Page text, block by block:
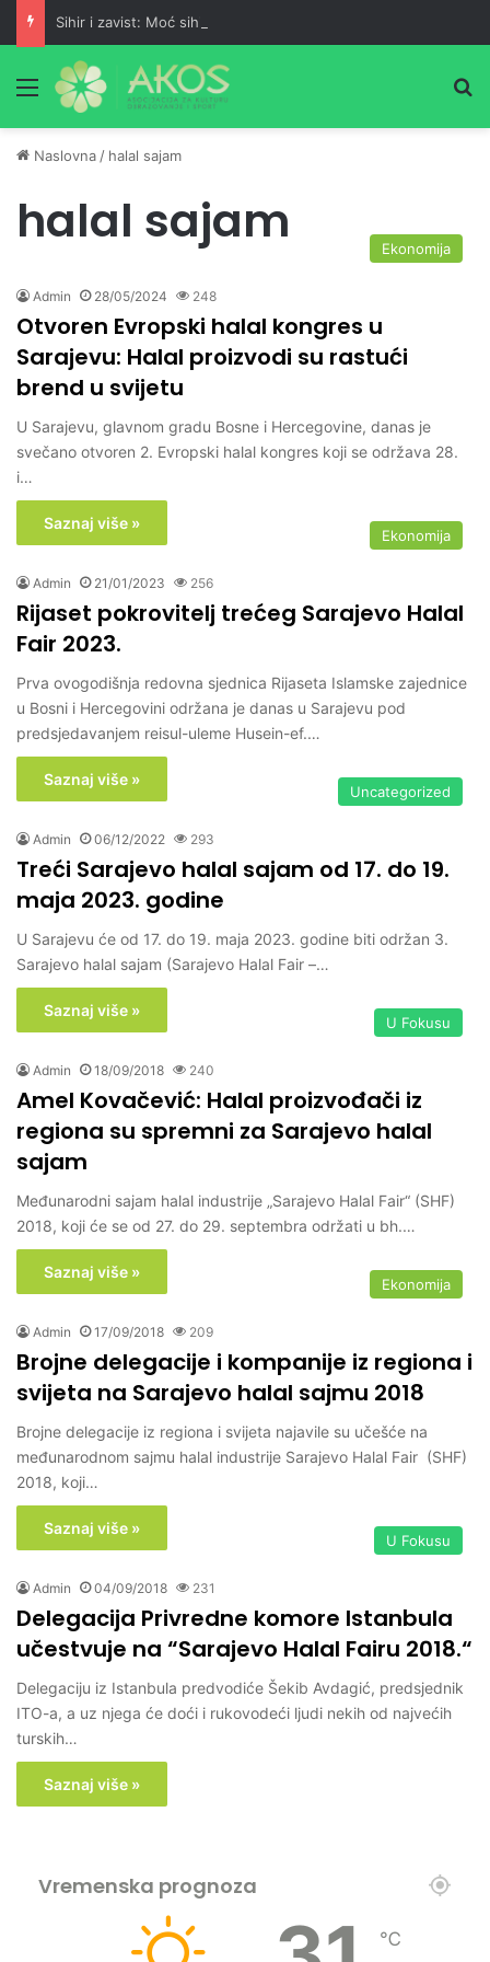
Sihir i zavist: Moć sihira ili podrška šejtana?
Meni
Naslovna / halal sajam
halal sajam Ekonomija
Admin 28/05/2024 248
Otvoren Evropski halal kongres u
Sarajevu: Halal proizvodi su rastući
brend u svijetu
U Sarajevu, glavnom gradu Bosne i Hercegovine, danas je
svečano otvoren 2. Evropski halal kongres koji se održava 28.
i…
Saznaj više »
Ekonomija
Admin 21/01/2023 256
Rijaset pokrovitelj trećeg Sarajevo Halal
Fair 2023.
Prva ovogodišnja redovna sjednica Rijaseta Islamske zajednice
u Bosni i Hercegovini održana je danas u Sarajevu pod
predsjedavanjem reisul-uleme Husein-ef.…
Saznaj više »
Uncategorized
Admin 06/12/2022 293
Treći Sarajevo halal sajam od 17. do 19.
maja 2023. godine
U Sarajevu će od 17. do 19. maja 2023. godine biti održan 3.
Sarajevo halal sajam (Sarajevo Halal Fair –…
Saznaj više »
U Fokusu
Admin 18/09/2018 240
Amel Kovačević: Halal proizvođači iz
regiona su spremni za Sarajevo halal
sajam
Međunarodni sajam halal industrije „Sarajevo Halal Fair“ (SHF)
2018, koji će se od 27. do 29. septembra održati u bh.…
Saznaj više »
Ekonomija
Admin 17/09/2018 209
Brojne delegacije i kompanije iz regiona i
svijeta na Sarajevo halal sajmu 2018
Brojne delegacije iz regiona i svijeta najavile su učešće na
međunarodnom sajmu halal industrije Sarajevo Halal Fair (SHF)
2018, koji…
Saznaj više »
U Fokusu
Admin 04/09/2018 231
Delegacija Privredne komore Istanbula
učestvuje na “Sarajevo Halal Fairu 2018.“
Delegaciju iz Istanbula predvodiće Šekib Avdagić, predsjednik
ITO-a, a uz njega će doći i rukovodeći ljudi nekih od najvećih
turskih…
Saznaj više »
Vremenska prognoza
℃